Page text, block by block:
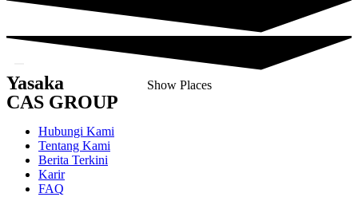
Yasaka Show Places
CAS GROUP
Hubungi Kami
Tentang Kami
Berita Terkini
Karir
FAQ